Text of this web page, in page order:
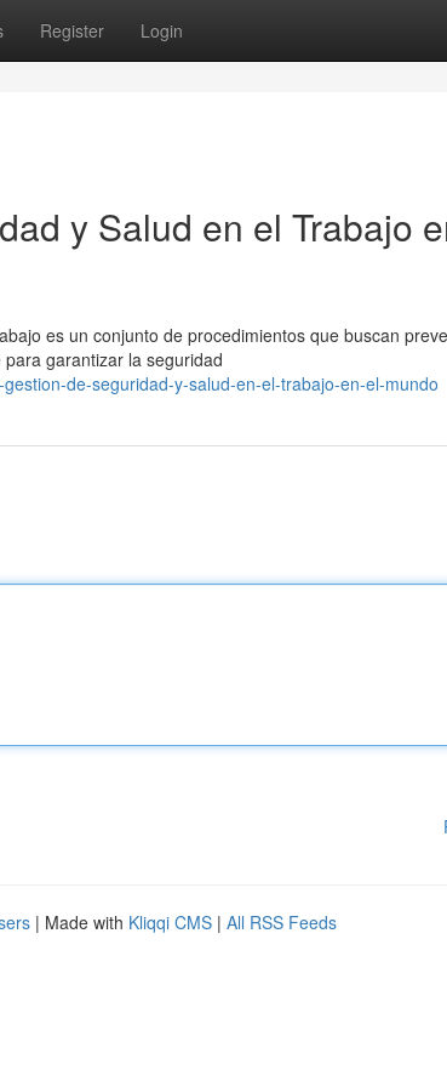
Register Login
y Salud en el Trabajo
es un conjunto de procedimientos que buscan
garantizar la seguridad
de-seguridad-y-salud-en-el-trabajo-en-el-mundo
| Made with Kliqqi CMS | All RSS Feeds